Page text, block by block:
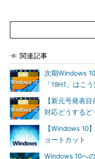
関連記事
次期Windows
「19H1」はこ
【新元号発表
対応どうするど
【Windows 10
ョートカット
Windows 10へ